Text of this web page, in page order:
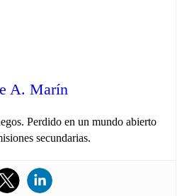
A. Marín
Perdido en un mundo abierto
secundarias.